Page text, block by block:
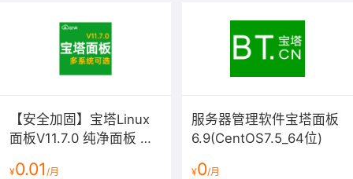
【安全加固】宝塔Linux
面板V11.7.0 纯净面板 多
LTS(系统盘)服务器管理
¥0.01/月
服务器管理软件宝塔面板
6.9(CentOS7.5_64位)
¥0/月